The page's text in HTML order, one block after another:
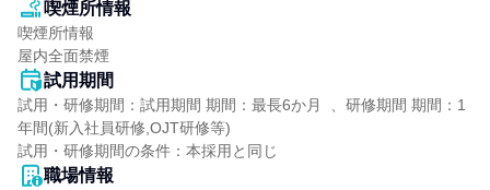
喫煙所情報
喫煙所情報
屋内全面禁煙
試用期間
試用・研修期間：試用期間 期間：最長6か月  、研修期間 期間：1
年間(新入社員研修,OJT研修等)
職場情報